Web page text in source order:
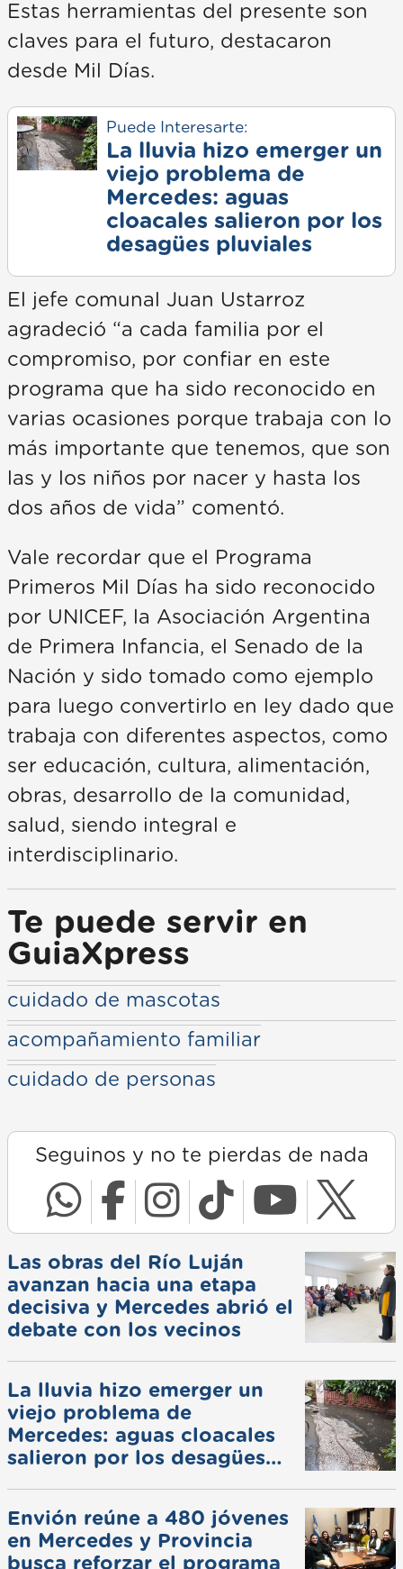
Estas herramientas del presente son
claves para el futuro, destacaron
desde Mil Días.
Puede Interesarte:
La lluvia hizo emerger un
viejo problema de
Mercedes: aguas
cloacales salieron por los
desagües pluviales
El jefe comunal Juan Ustarroz
agradeció “a cada familia por el
compromiso, por confiar en este
programa que ha sido reconocido en
varias ocasiones porque trabaja con lo
más importante que tenemos, que son
las y los niños por nacer y hasta los
dos años de vida” comentó.
Vale recordar que el Programa
Primeros Mil Días ha sido reconocido
por UNICEF, la Asociación Argentina
de Primera Infancia, el Senado de la
Nación y sido tomado como ejemplo
para luego convertirlo en ley dado que
trabaja con diferentes aspectos, como
ser educación, cultura, alimentación,
obras, desarrollo de la comunidad,
salud, siendo integral e
interdisciplinario.
Te puede servir en
GuiaXpress
cuidado de mascotas
acompañamiento familiar
cuidado de personas
Seguinos y no te pierdas de nada
Las obras del Río Luján
avanzan hacia una etapa
decisiva y Mercedes abrió el
debate con los vecinos
La lluvia hizo emerger un
viejo problema de
Mercedes: aguas cloacales
salieron por los desagües
Envión reúne a 480 jóvenes
en Mercedes y Provincia
busca reforzar el programa